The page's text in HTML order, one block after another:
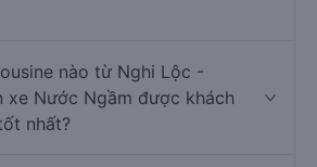
nào từ Nghi Lộc -
xe Nước Ngầm được khách
nhất?